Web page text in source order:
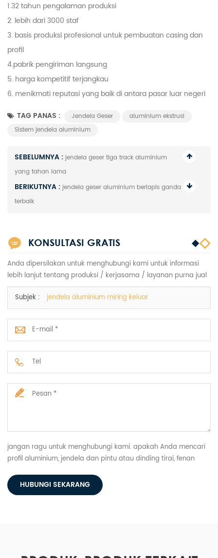
1.32 tahun pengalaman produksi
2. lebih dari 3000 staf
3. basis produksi profesional untuk pembuatan casing dan
profil
4.pabrik pengiriman langsung
5. harga kompetitif terjangkau
6. menikmati reputasi yang baik di antara pasar luar negeri
TAG PANAS :
Jendela Geser
aluminium ekstrusi
Sistem jendela aluminium
SEBELUMNYA : jendela geser tiga track aluminium
yang tahan lama
BERIKUTNYA : jendela geser aluminium berlapis ganda
terbaik
KONSULTASI GRATIS
Anda dipersilakan untuk menghubungi kami untuk informasi
lebih lanjut tentang produksi / kerjasama / layanan purna jual
Subjek : jendela aluminium miring keluar
jangan ragu untuk menghubungi kami. apakah Anda mencari
profil aluminium, jendela dan pintu atau dinding tirai, fenan
HUBUNGI SEKARANG